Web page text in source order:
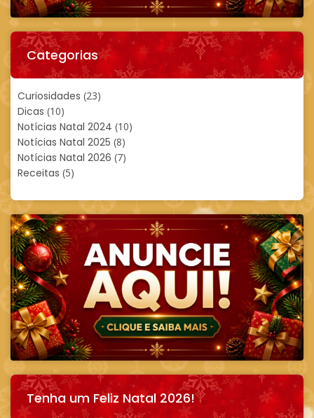
Categorias
Curiosidades (23)
Dicas (10)
Notícias Natal 2024 (10)
Notícias Natal 2025 (8)
Notícias Natal 2026 (7)
Receitas (5)
Tenha um Feliz Natal 2026!